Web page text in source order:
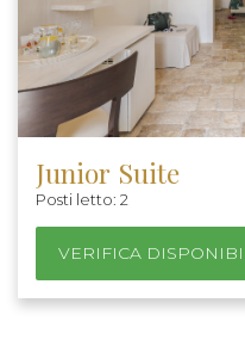
Junior Suite
Posti letto: 2
VERIFICA